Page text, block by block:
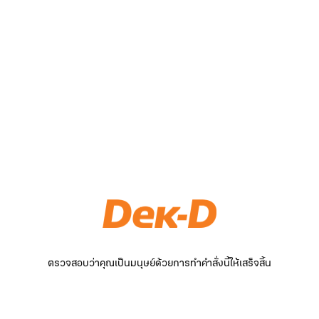
ตรวจสอบว่าคุณเป็นมนุษย์ด้วยการทำคำสั่งนี้ให้เสร็จสิ้น